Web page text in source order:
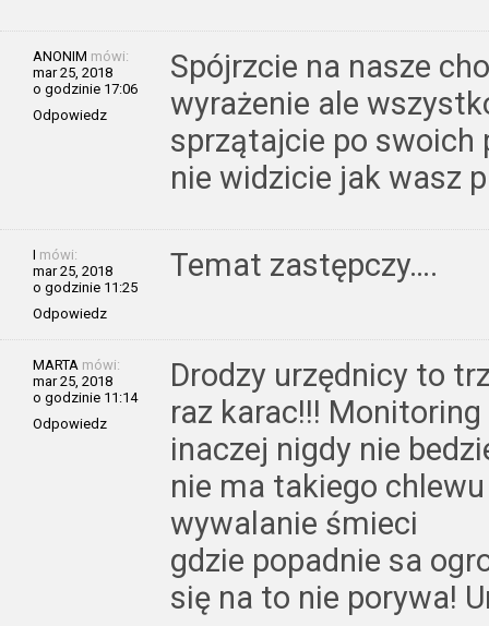
ANONIM mówi:
mar 25, 2018
o godzinie 17:06
Odpowiedz
Spójrzcie na nasze
wyrażenie ale
sprzątajcie po swoich
nie widzicie jak wasz
I mówi:
mar 25, 2018
o godzinie 11:25
Odpowiedz
Temat zastępczy….
MARTA mówi:
mar 25, 2018
o godzinie 11:14
Odpowiedz
Drodzy urzędnicy to
raz karac!!!
inaczej nigdy nie
nie ma takiego
wywalanie śmieci
gdzie popadnie sa
się na to nie porywa!